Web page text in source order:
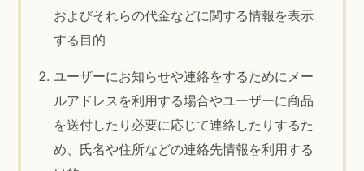
およびそれらの代金などに関する情報を表示
する目的
ユーザーにお知らせや連絡をするためにメー
ルアドレスを利用する場合やユーザーに商品
を送付したり必要に応じて連絡したりするた
め、氏名や住所などの連絡先情報を利用する